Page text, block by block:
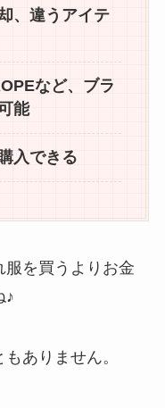
、違うアイテ
など、ブラ
能
入できる
服を買うよりお金
♪
ありません。